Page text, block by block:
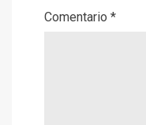
Comentario *